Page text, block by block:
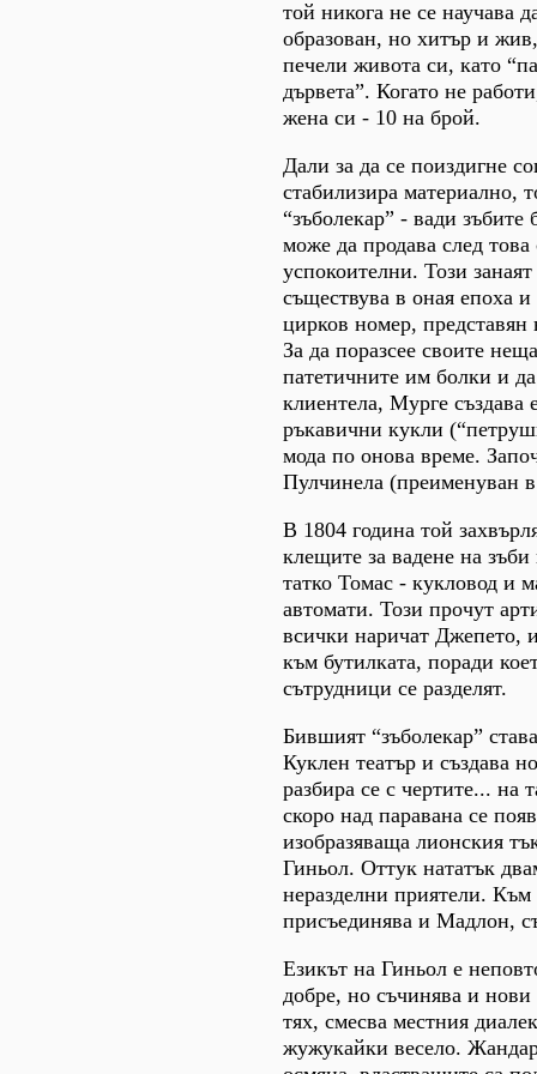
той никога не се научава
образован, но хитър и
печели живота си, като
дървета”. Когато не
жена си - 10 на брой.
Дали за да се поиздигне
стабилизира материално,
“зъболекар” - вади зъбите
може да продава след това
успокоителни. Този
съществува в оная епоха и
цирков номер,
За да поразсее своите
патетичните им болки и
клиентела, Мурге създава
ръкавични кукли
мода по онова време.
Пулчинела (преименуван
В 1804 година той
клещите за вадене на зъби
татко Томас - кукловод и
автомати. Този прочут
всички наричат Джепето,
към бутилката, поради
сътрудници се разделят.
Бившият “зъболекар”
Куклен театър и създава
разбира се с чертите... на
скоро над паравана се
изобразяваща лионския
Гиньол. Оттук нататък
неразделни приятели. Към
присъединява и Мадлон,
Езикът на Гиньол е
добре, но съчинява и
тях, смесва местния
жужукайки весело.